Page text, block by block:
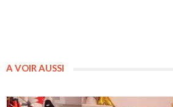
A VOIR AUSSI